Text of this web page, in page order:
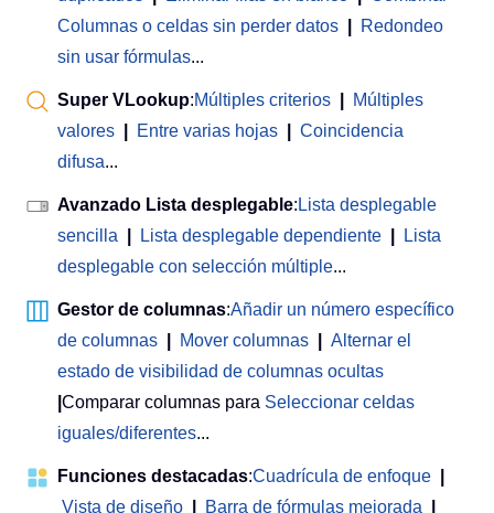
Columnas o celdas sin perder datos
Redondeo
sin usar fórmulas...
Super VLookup:Múltiples criterios
Múltiples
valores
Entre varias hojas
Coincidencia
difusa...
Avanzado Lista desplegable: Lista desplegable
sencilla
Lista desplegable dependiente
Lista
desplegable con selección múltiple...
Gestor de columnas:Añadir un número específico
de columnas
Mover columnas
Alternar el
estado de visibilidad de columnas ocultas
Comparar columnas para Seleccionar celdas
iguales/diferentes...
Funciones destacadas:Cuadrícula de enfoque
Vista de diseño
Barra de fórmulas mejorada